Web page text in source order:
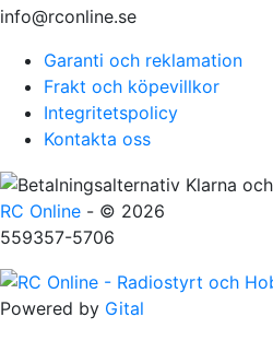
info@rconline.se
Garanti och reklamation
Frakt och köpevillkor
Integritetspolicy
Kontakta oss
RC Online - © 2026
559357-5706
Powered by Gital